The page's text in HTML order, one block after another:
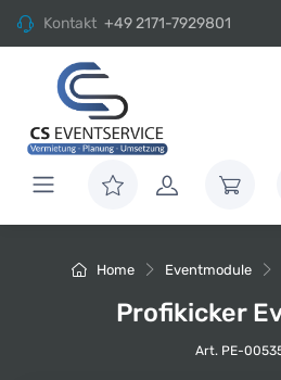
Kontakt +49 2171-7929801
Home Eventmodule
Profikicker
Art. PE-